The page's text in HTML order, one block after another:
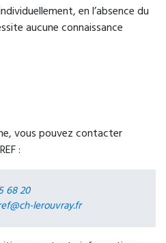
en l’absence du
aucune connaissance
vous pouvez contacter
:
68 20
lerouvray.fr